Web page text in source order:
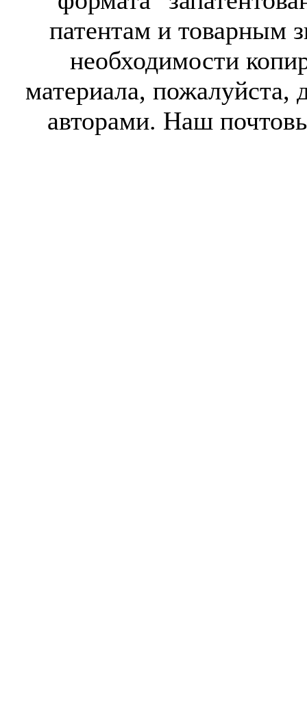
патентам и товарным
необходимости
материала, пожалуйста,
авторами. Наш